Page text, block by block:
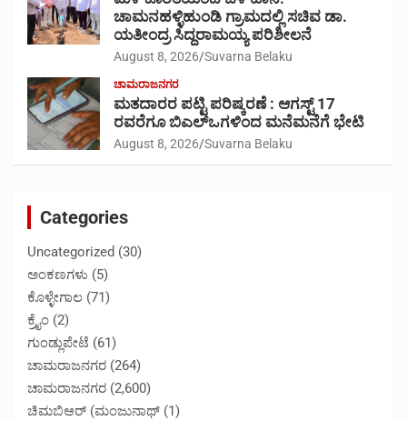
ಚಾಮನಹಳ್ಳಿಹುಂಡಿ ಗ್ರಾಮದಲ್ಲಿ ಸಚಿವ ಡಾ.
ಯತೀಂದ್ರ ಸಿದ್ದರಾಮಯ್ಯ ಪರಿಶೀಲನೆ
August 8, 2026 Suvarna Belaku
ಚಾಮರಾಜನಗರ
ಮತದಾರರ ಪಟ್ಟಿ ಪರಿಷ್ಕರಣೆ : ಆಗಸ್ಟ್ 17
ರವರೆಗೂ ಬಿಎಲ್‍ಒಗಳಿಂದ ಮನೆಮನೆಗೆ ಭೇಟಿ
August 8, 2026 Suvarna Belaku
Categories
Uncategorized (30)
ಅಂಕಣಗಳು (5)
ಕೊಳ್ಳೇಗಾಲ (71)
ಕ್ರೈಂ (2)
ಗುಂಡ್ಲುಪೇಟೆ (61)
ಚಾಮರಾಜನಗರ (264)
ಚಾಮರಾಜನಗರ (2,600)
ಚಿಮಬಿಆರ್ (ಮಂಜುನಾಥ್ (1)